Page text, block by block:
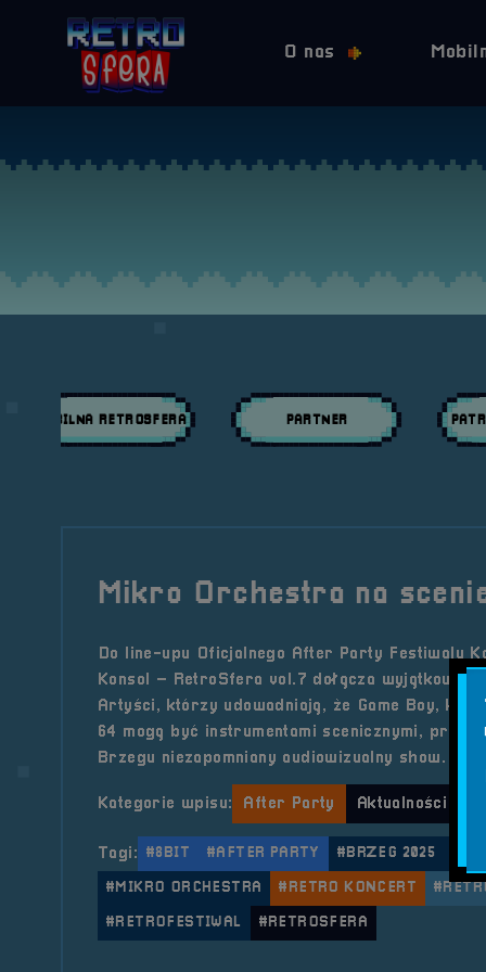
O nas
MOBILNA RETROSFERA PARTNER
Mikro Orchestra na
Do line-upu Oficjalnego After Party Festiwalu
Konsol – RetroSfera vol.7 dołącza wyjątkowy
Artyści, którzy udowadniają, że Game Boy,
64 mogą być instrumentami scenicznymi,
Brzegu niezapomniany audiowizualny show.
Kategorie wpisu: After Party Aktualności
Tagi: #8BIT #AFTER PARTY #BRZEG 2025
#MIKRO ORCHESTRA #RETRO KONCERT
#RETROFESTIWAL #RETROSFERA